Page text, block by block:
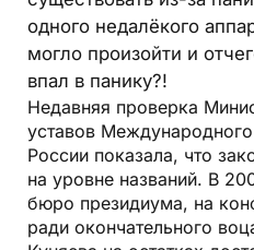
одного недалёкого
могло произойти и
впал в панику?!
Недавняя проверка
уставов
России показала, что
на уровне названий. В
бюро президиума, на
ради окончательного